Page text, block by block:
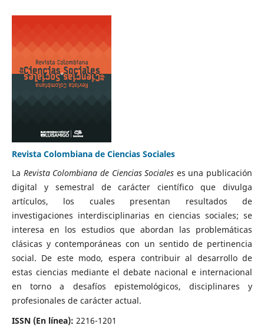
Revista Colombiana de Ciencias Sociales
La Revista Colombiana de Ciencias Sociales es una publicación
digital y semestral de carácter científico que divulga
artículos, los cuales presentan resultados de
investigaciones interdisciplinarias en ciencias sociales; se
interesa en los estudios que abordan las problemáticas
clásicas y contemporáneas con un sentido de pertinencia
social. De este modo, espera contribuir al desarrollo de
estas ciencias mediante el debate nacional e internacional
en torno a desafíos epistemológicos, disciplinares y
profesionales de carácter actual.
ISSN (En línea): 2216-1201